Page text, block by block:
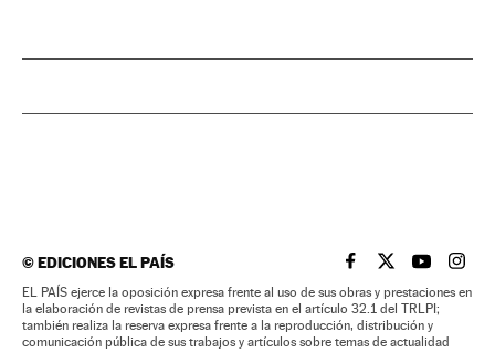
©EDICIONES EL PAÍS EL PAÍS BRASIL EN
EL PAÍSEL PAÍS
EL
EL PAÍS ejerce la oposición expresa frente al uso de sus obras y prestaciones en
la elaboración de revistas de prensa prevista en el artículo 32.1 del TRLPI;
también realiza la reserva expresa frente a la reproducción, distribución y
comunicación pública de sus trabajos y artículos sobre temas de actualidad